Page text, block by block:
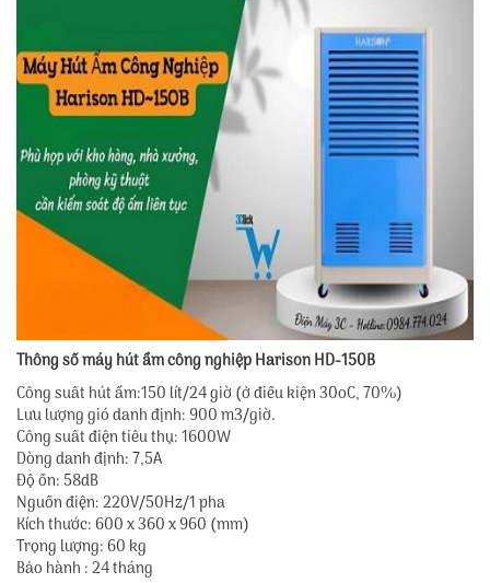
Thông số máy hút ẩm công nghiệp Harison HD-150B
Công suất hút ẩm:150 lít/24 giờ (ở điều kiện 30oC, 70%)
Lưu lượng gió danh định: 900 m3/giờ.
Công suất điện tiêu thụ: 1600W
Dòng danh định: 7,5A
Độ ồn: 58dB
Nguồn điện: 220V/50Hz/1 pha
Kích thước: 600 x 360 x 960 (mm)
Trọng lượng: 60 kg
Bảo hành : 24 tháng